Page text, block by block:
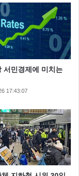
서민경제에 미치는
17:43:07